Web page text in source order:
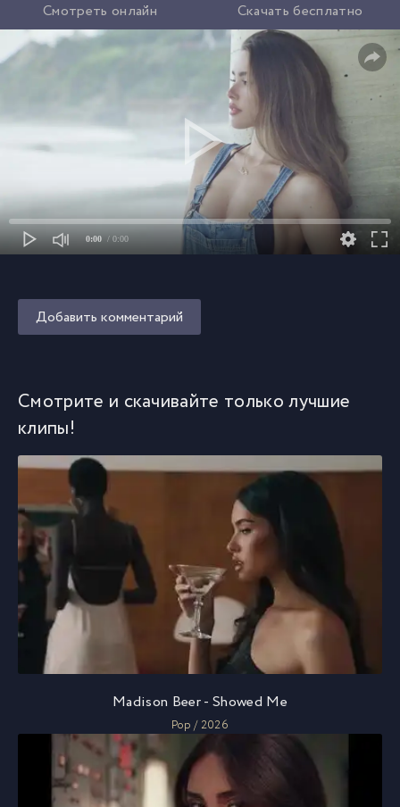
Смотреть онлайн Скачать бесплатно
0:00 / 0:00
Добавить комментарий
Смотрите и скачивайте только лучшие
клипы!
Madison Beer - Showed Me
Pop / 2026